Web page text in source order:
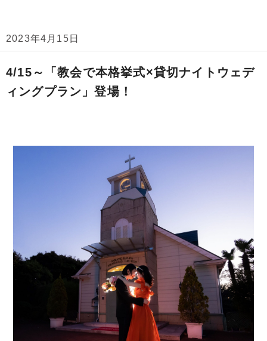
2023年4月15日
4/15～「教会で本格挙式×貸切ナイトウェデ
ィングプラン」登場！